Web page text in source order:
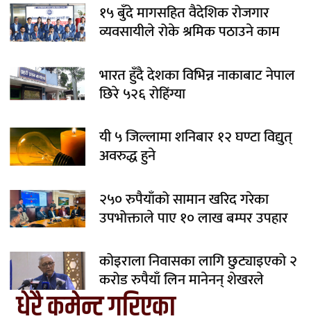
१५ बुँदे मागसहित वैदेशिक रोजगार
व्यवसायीले रोके श्रमिक पठाउने काम
भारत हुँदै देशका विभिन्न नाकाबाट नेपाल
छिरे ५२६ रोहिंग्या
यी ५ जिल्लामा शनिबार १२ घण्टा विद्युत्
अवरुद्ध हुने
२५० रुपैयाँको सामान खरिद गरेका
उपभोक्ताले पाए १० लाख बम्पर उपहार
कोइराला निवासका लागि छुट्याइएको २
करोड रुपैयाँ लिन मानेनन् शेखरले
धेरै कमेन्ट गरिएका